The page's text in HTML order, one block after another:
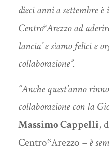
dieci anni a settembre è
Centro*Arezzo ad
lancia’ e siamo felici e
collaborazione”.
“Anche quest’anno
collaborazione con la
Massimo Cappelli,
Centro*Arezzo – è